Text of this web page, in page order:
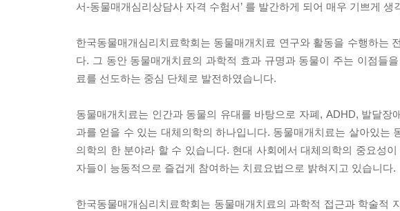
서-동물매개심리상담사 자격 수험서’ 를 발간하게 되어 매우 기쁘게 생
한국동물매개심리치료학회는 동물매개치료 연구와 활동을 수행하는
다. 그 동안 동물매개치료의 과학적 효과 규명과 동물이 주는 이점들
료를 선도하는 중심 단체로 발전하였습니다.
동물매개치료는 인간과 동물의 유대를 바탕으로 자폐, ADHD, 발달
과를 얻을 수 있는 대체의학의 하나입니다. 동물매개치료는 살아있는
의학의 한 분야라 할 수 있습니다. 현대 사회에서 대체의학의 중요성
자들이 능동적으로 즐겁게 참여하는 치료요법으로 밝혀지고 있습니다.
한국동물매개심리치료학회는 동물매개치료의 과학적 접근과 학술적